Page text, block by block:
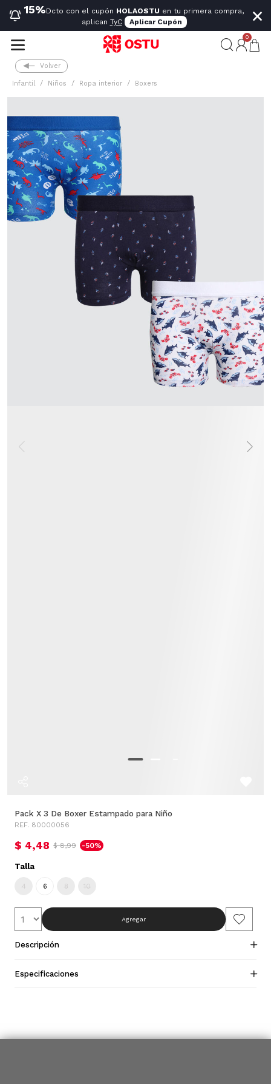
15%Dcto con el cupón HOLAOSTU en tu primera compra,
aplican TyC Aplicar Cupón ×
0
Volver
Infantil Niños Ropa interior Boxers
Pack X 3 De Boxer Estampado para Niño
REF. 80000056
$ 4,48 $ 8,99 -50%
Talla
4 6 8 10
Agregar
Descripción
Especificaciones